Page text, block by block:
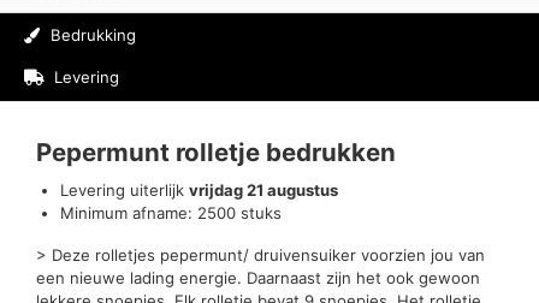
Bedrukking
Levering
Pepermunt rolletje bedrukken
Levering uiterlijk vrijdag 21 augustus
Minimum afname: 2500 stuks
> Deze rolletjes pepermunt/ druivensuiker voorzien jou van
een nieuwe lading energie. Daarnaast zijn het ook gewoon